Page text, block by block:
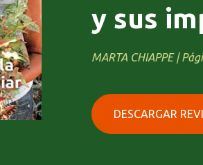
y sus
MARTA CHIAPPE |
DESCARGAR